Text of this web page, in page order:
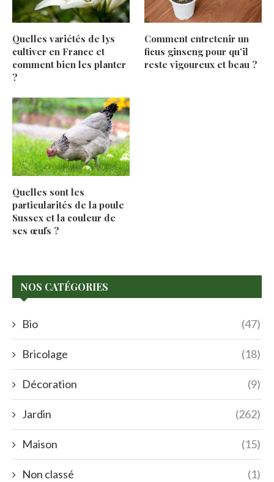
Quelles variétés de lys
cultiver en France et
comment bien les planter
?
Comment entretenir un
ficus ginseng pour qu’il
reste vigoureux et beau ?
Quelles sont les
particularités de la poule
Sussex et la couleur de
ses œufs ?
NOS CATÉGORIES
Bio (47)
Bricolage (18)
Décoration (9)
Jardin (262)
Maison (15)
Non classé (1)